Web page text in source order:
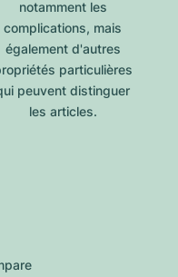
notamment les
complications, mais
également d'autres
particulières
peuvent distinguer
les articles.